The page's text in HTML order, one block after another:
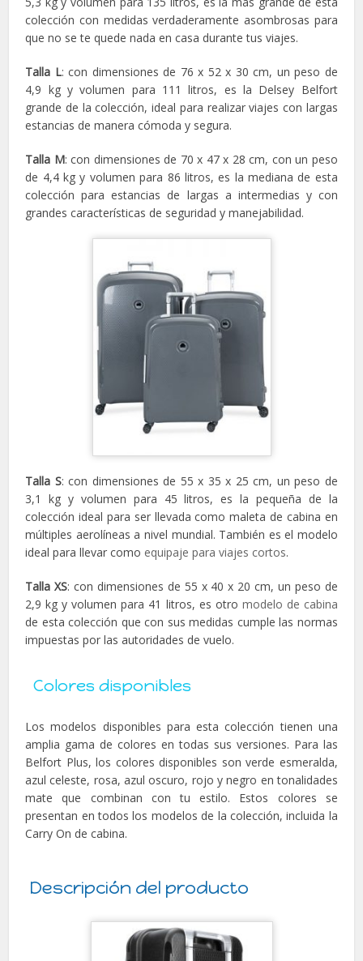
colección con medidas verdaderamente asombrosas para
que no se te quede nada en casa durante tus viajes.
Talla L: con dimensiones de 76 x 52 x 30 cm, un peso de
4,9 kg y volumen para 111 litros, es la Delsey Belfort
grande de la colección, ideal para realizar viajes con largas
estancias de manera cómoda y segura.
Talla M: con dimensiones de 70 x 47 x 28 cm, con un peso
de 4,4 kg y volumen para 86 litros, es la mediana de esta
colección para estancias de largas a intermedias y con
grandes características de seguridad y manejabilidad.
Talla S: con dimensiones de 55 x 35 x 25 cm, un peso de
3,1 kg y volumen para 45 litros, es la pequeña de la
colección ideal para ser llevada como maleta de cabina en
múltiples aerolíneas a nivel mundial. También es el modelo
ideal para llevar como equipaje para viajes cortos.
Talla XS: con dimensiones de 55 x 40 x 20 cm, un peso de
2,9 kg y volumen para 41 litros, es otro modelo de cabina
de esta colección que con sus medidas cumple las normas
impuestas por las autoridades de vuelo.
Colores disponibles
Los modelos disponibles para esta colección tienen una
amplia gama de colores en todas sus versiones. Para las
Belfort Plus, los colores disponibles son verde esmeralda,
azul celeste, rosa, azul oscuro, rojo y negro en tonalidades
mate que combinan con tu estilo. Estos colores se
presentan en todos los modelos de la colección, incluida la
Carry On de cabina.
Descripción del producto